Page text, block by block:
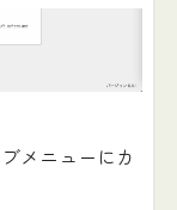
メニューにカ